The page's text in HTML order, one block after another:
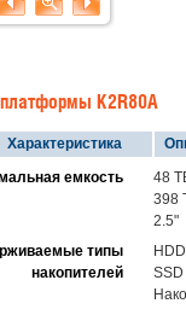
платформы K2R80A
Характеристика
емкость
48
398
2.5"
типы
накопителей
SSD